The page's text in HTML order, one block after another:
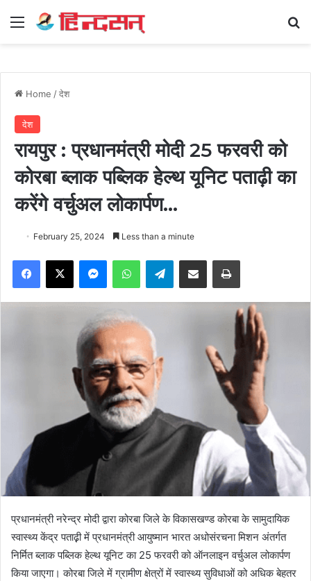
Menu
Home /देश
देश
रायपुर : प्रधानमंत्री मोदी 25 फरवरी को
कोरबा ब्लाक पब्लिक हेल्थ यूनिट पताढ़ी का
करेंगे वर्चुअल लोकार्पण…
February 25, 2024 Less than a minute
Facebook
X MessengerWhatsAppTelegramShare via Email Print
प्रधानमंत्री नरेन्द्र मोदी द्वारा कोरबा जिले के विकासखण्ड कोरबा के सामुदायिक
स्वास्थ्य केंद्र पताढ़़ी में प्रधानमंत्री आयुष्मान भारत अधोसंरचना मिशन अंतर्गत
निर्मित ब्लाक पब्लिक हेल्थ यूनिट का 25 फरवरी को ऑनलाइन वर्चुअल लोकार्पण
किया जाएगा। कोरबा जिले में ग्रामीण क्षेत्रों में स्वास्थ्य सुविधाओं को अधिक बेहतर